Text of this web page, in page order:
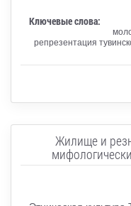
Ключевые слова:
репрезентация
Жилище и